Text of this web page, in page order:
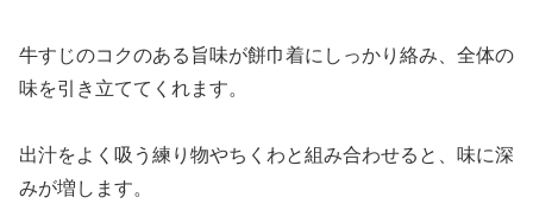
牛すじのコクのある旨味が餅巾着にしっかり絡み、全体の
味を引き立ててくれます。
出汁をよく吸う練り物やちくわと組み合わせると、味に深
みが増します。